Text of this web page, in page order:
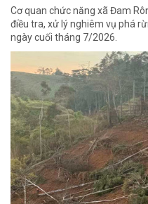
Cơ quan chức năng xã Đam
điều tra, xử lý nghiêm vụ phá
ngày cuối tháng 7/2026.